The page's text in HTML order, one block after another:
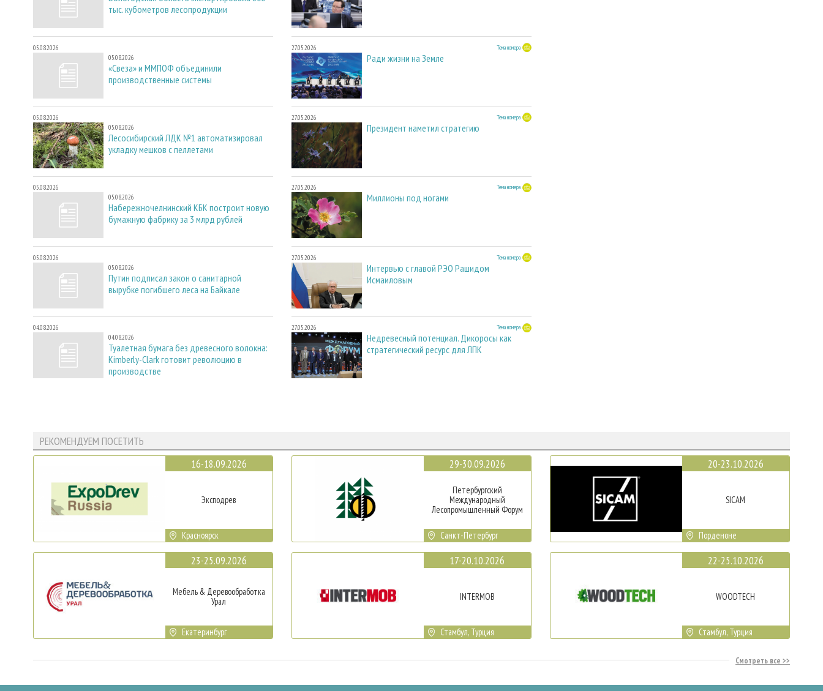
тыс. кубометров лесопродукции
05.08.2026
05.08.2026
«Свеза» и ММПОФ объединили
производственные системы
05.08.2026
05.08.2026
Лесосибирский ЛДК №1 автоматизировал
укладку мешков с пеллетами
05.08.2026
05.08.2026
Набережночелнинский КБК построит новую
бумажную фабрику за 3 млрд рублей
05.08.2026
05.08.2026
Путин подписал закон о санитарной
вырубке погибшего леса на Байкале
04.08.2026
04.08.2026
Туалетная бумага без древесного волокна:
Kimberly-Clark готовит революцию в
производстве
27.05.2026 Тема номера
Ради жизни на Земле
27.05.2026 Тема номера
Президент наметил стратегию
27.05.2026 Тема номера
Миллионы под ногами
27.05.2026 Тема номера
Интервью с главой РЭО Рашидом
Исмаиловым
27.05.2026 Тема номера
Недревесный потенциал. Дикоросы как
стратегический ресурс для ЛПК
РЕКОМЕНДУЕМ ПОСЕТИТЬ
16-18.09.2026
Эксподрев
Красноярск
23-25.09.2026
Мебель & Деревообработка
Урал
Екатеринбург
29-30.09.2026
Петербургский
Международный
Лесопромышленный Форум
Санкт-Петербург
17-20.10.2026
INTERMOB
Стамбул, Турция
20-23.10.2026
SICAM
Порденоне
22-25.10.2026
WOODTECH
Стамбул, Турция
Смотреть все